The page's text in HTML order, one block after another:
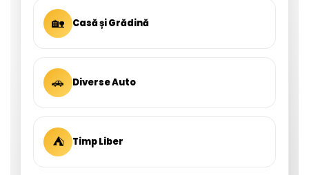
🏡 Casă și Grădină
🚗 Diverse Auto
⛺ Timp Liber